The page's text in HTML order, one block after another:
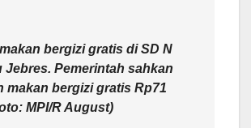
bergizi gratis di SD N
Jebres. Pemerintah sahkan
makan bergizi gratis Rp71
MPI/R August)